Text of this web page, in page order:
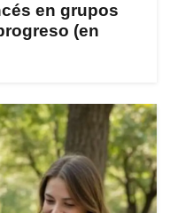
en grupos
(en